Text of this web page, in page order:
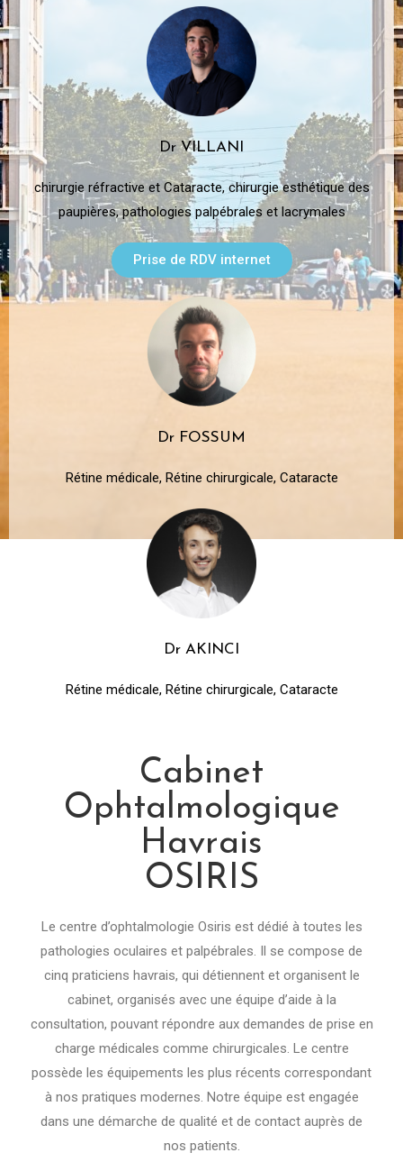
Dr VILLANI
chirurgie réfractive et Cataracte, chirurgie esthétique des
paupières, pathologies palpébrales et lacrymales
Prise de RDV internet
Dr FOSSUM
Rétine médicale, Rétine chirurgicale, Cataracte
Dr AKINCI
Rétine médicale, Rétine chirurgicale, Cataracte
Cabinet
Ophtalmologique
Havrais
OSIRIS
Le centre d’ophtalmologie Osiris est dédié à toutes les
pathologies oculaires et palpébrales. Il se compose de
cinq praticiens havrais, qui détiennent et organisent le
cabinet, organisés avec une équipe d’aide à la
consultation, pouvant répondre aux demandes de prise en
charge médicales comme chirurgicales. Le centre
possède les équipements les plus récents correspondant
à nos pratiques modernes. Notre équipe est engagée
dans une démarche de qualité et de contact auprès de
nos patients.